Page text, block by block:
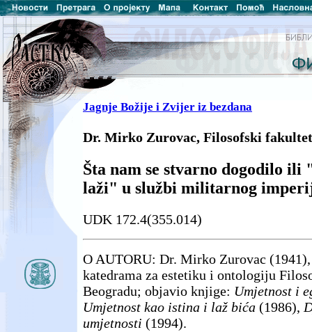
Jagnje Božije i Zvijer iz bezdana
Dr. Mirko Zurovac, Filosofski
Šta nam se stvarno dogodilo ili
laži" u službi militarnog
UDK 172.4(355.014)
O AUTORU: Dr. Mirko Zurovac
katedrama za estetiku i ontologiju
Beogradu; objavio knjige: Umjetnost i
Umjetnost kao istina i laž bića (1986),
umjetnosti (1994).